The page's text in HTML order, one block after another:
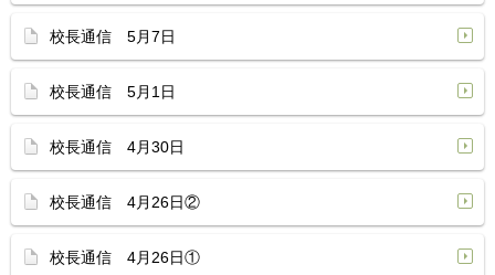
校長通信 5月7日
校長通信 5月1日
校長通信 4月30日
校長通信 4月26日②
校長通信 4月26日①